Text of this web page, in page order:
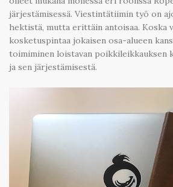
järjestämisessä. Viestintätiimin työ on
hektistä, mutta erittäin antoisaa. Koska
kosketuspintaa jokaisen osa-alueen
toimiminen loistavan poikkileikkauksen
ja sen järjestämisestä.